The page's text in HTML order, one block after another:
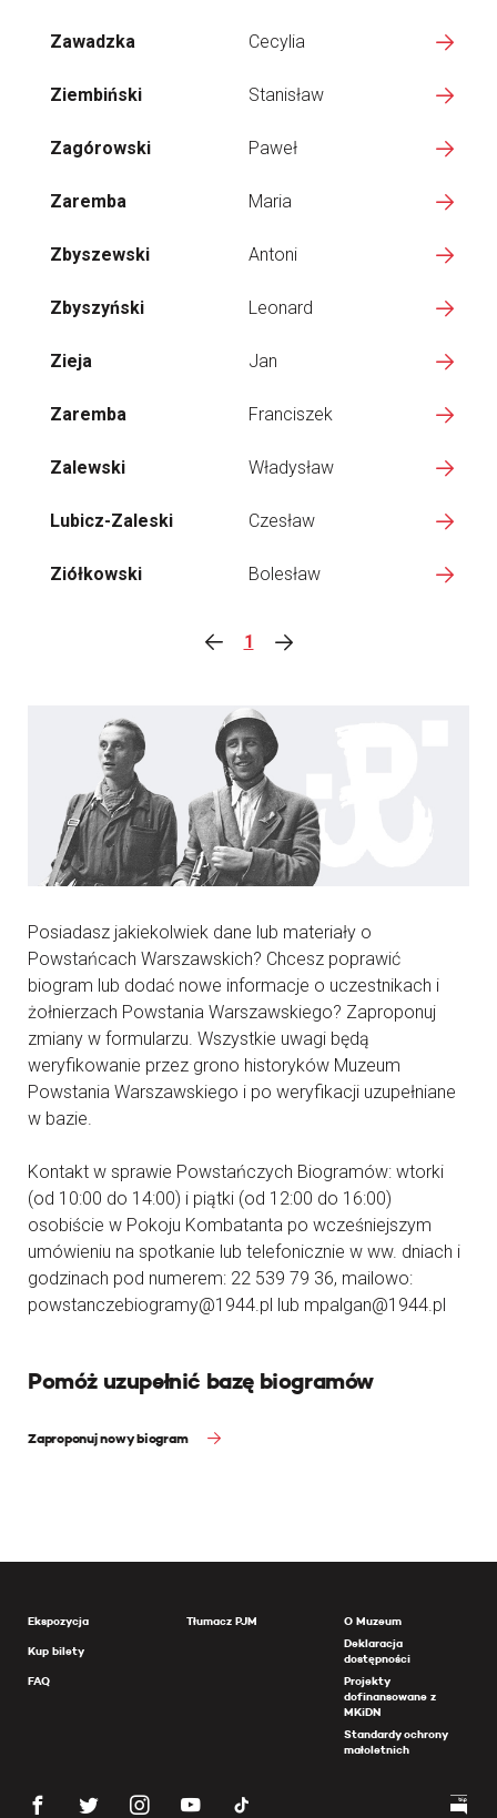
Zawadzka Cecylia
Ziembiński Stanisław
Zagórowski Paweł
Zaremba Maria
Zbyszewski Antoni
Zbyszyński Leonard
Zieja Jan
Zaremba Franciszek
Zalewski Władysław
Lubicz-Zaleski Czesław
Ziółkowski Bolesław
1
Posiadasz jakiekolwiek dane lub materiały o
Powstańcach Warszawskich? Chcesz poprawić
biogram lub dodać nowe informacje o uczestnikach i
żołnierzach Powstania Warszawskiego? Zaproponuj
zmiany w formularzu. Wszystkie uwagi będą
weryfikowanie przez grono historyków Muzeum
Powstania Warszawskiego i po weryfikacji uzupełniane
w bazie.
Kontakt w sprawie Powstańczych Biogramów: wtorki
(od 10:00 do 14:00) i piątki (od 12:00 do 16:00)
osobiście w Pokoju Kombatanta po wcześniejszym
umówieniu na spotkanie lub telefonicznie w ww. dniach i
godzinach pod numerem: 22 539 79 36, mailowo:
powstanczebiogramy@1944.pl lub mpalgan@1944.pl
Pomóż uzupełnić bazę biogramów
Zaproponuj nowy biogram
Ekspozycja
Kup bilety
FAQ
Tłumacz PJM
O Muzeum
Deklaracja
dostępności
Projekty
dofinansowane z
MKiDN
Standardy ochrony
małoletnich